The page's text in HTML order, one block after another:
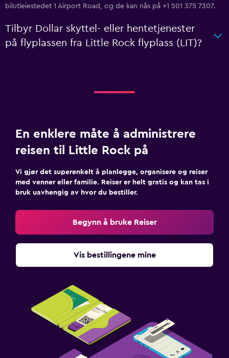
bilutleiestedet 1 Airport Road, og de kan nås på +1 501 375 7307.
Tilbyr Dollar skyttel- eller hentetjenester
på flyplassen fra Little Rock flyplass (LIT)?
En enklere måte å administrere
reisen til Little Rock på
Vi gjør det superenkelt å planlegge, organisere og reiser
med venner eller familie. Reiser er helt gratis og kan tas i
bruk uavhengig av hvor du bestiller.
Begynn å bruke Reiser
Vis bestillingene mine